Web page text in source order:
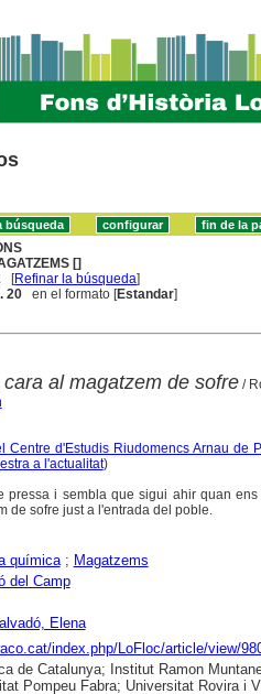
[]
[Refinar la búsqueda]
20 en el formato [Estandar]
al magatzem de sofre/
Centre d'Estudis Riudomencs Arnau de
a l'actualitat)
pressa i sembla que sigui ahir quan
de sofre just a l'entrada del poble.
química; Magatzems
del Camp
Elena
index.php/LoFloc/article/view/
de Catalunya; Institut Ramon
Pompeu Fabra; Universitat Rovira i